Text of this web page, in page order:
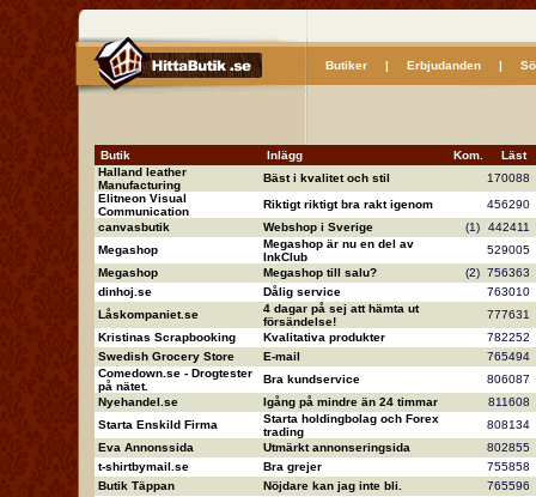
Butiker| Erbjudanden|
Butik Inlägg Kom.
Läst
Halland leather
Manufacturing
Bäst i kvalitet och stil
170088
Elitneon Visual
Communication
Riktigt riktigt bra rakt igenom
456290
canvasbutik
Webshop i Sverige (1)
442411
Megashop
Megashop är nu en del av
InkClub
529005
Megashop
Megashop till salu? (2) 756363
dinhoj.se
Dålig service
763010
Låskompaniet.se
4 dagar på sej att hämta ut
försändelse!
777631
Kristinas Scrapbooking
Kvalitativa produkter
782252
Swedish Grocery Store
E-mail
765494
Comedown.se - Drogtester
på nätet.
Bra kundservice
806087
Nyehandel.se
Igång på mindre än 24 timmar
811608
Starta Enskild Firma
Starta holdingbolag och Forex
trading
808134
Eva Annonssida
Utmärkt annonseringsida
802855
t-shirtbymail.se
Bra grejer
755858
Butik Täppan
Nöjdare kan jag inte bli.
765596